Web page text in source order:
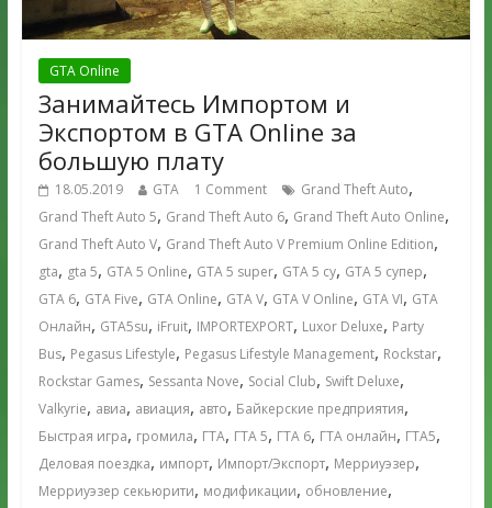
GTA Online
Занимайтесь Импортом и
Экспортом в GTA Online за
большую плату
18.05.2019 GTA 1 Comment Grand Theft Auto,
Grand Theft Auto 5, Grand Theft Auto 6, Grand Theft Auto Online,
Grand Theft Auto V, Grand Theft Auto V Premium Online Edition,
gta, gta 5, GTA 5 Online, GTA 5 super, GTA 5 су, GTA 5 супер,
GTA 6, GTA Five, GTA Online, GTA V, GTA V Online, GTA VI, GTA
Онлайн, GTA5su, iFruit, IMPORTEXPORT, Luxor Deluxe, Party
Bus, Pegasus Lifestyle, Pegasus Lifestyle Management, Rockstar,
Rockstar Games, Sessanta Nove, Social Club, Swift Deluxe,
Valkyrie, авиа, авиация, авто, Байкерские предприятия,
Быстрая игра, громила, ГТА, ГТА 5, ГТА 6, ГТА онлайн, ГТА5,
Деловая поездка, импорт, Импорт/Экспорт, Мерриуэзер,
Мерриуэзер секьюрити, модификации, обновление,